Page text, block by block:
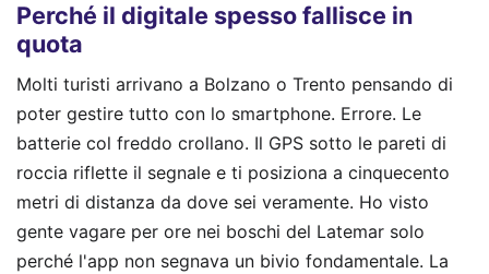
Perché il digitale spesso fallisce in
quota
Molti turisti arrivano a Bolzano o Trento pensando di
poter gestire tutto con lo smartphone. Errore. Le
batterie col freddo crollano. Il GPS sotto le pareti di
roccia riflette il segnale e ti posiziona a cinquecento
metri di distanza da dove sei veramente. Ho visto
gente vagare per ore nei boschi del Latemar solo
perché l'app non segnava un bivio fondamentale. La